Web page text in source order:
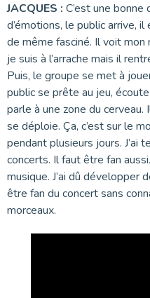
JACQUES : C’est une
d’émotions, le public arrive,
de même fasciné. Il voit
je suis à l’arrache mais il
Puis, le groupe se met à
public se prête au jeu,
parle à une zone du cerveau.
se déploie. Ça, c’est sur le
pendant plusieurs jours. J’ai
concerts. Il faut être fan
musique. J’ai dû développer
être fan du concert sans
morceaux.